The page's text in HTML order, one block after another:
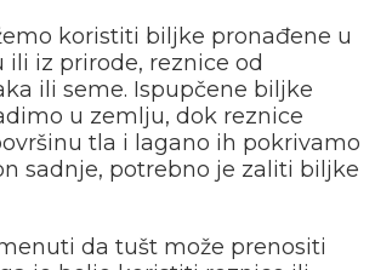
koristiti biljke pronađene u
ili iz prirode, reznice od
ili seme. Ispupčene biljke
u zemlju, dok reznice
tla i lagano ih pokrivamo
sadnje, potrebno je zaliti biljke
da tušt može prenositi